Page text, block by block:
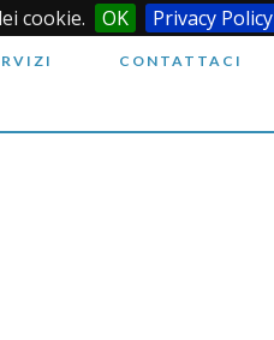
cookie. OK Privacy Policy
CONTATTACI